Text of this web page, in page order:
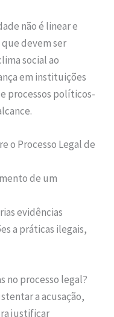
não é linear e
devem ser
social ao
em instituições
processos políticos-
o Processo Legal de
de um
evidências
a práticas ilegais,
no processo legal?
a acusação,
justificar